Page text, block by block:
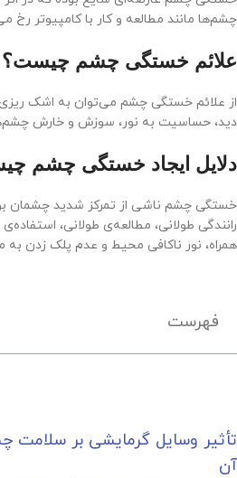
چشم‌ها مانند مطالعه و کار با کامپیوتر رخ
علائم خستگی چشم چیست؟
از علائم خستگی چشم می‌توان به اشک
دید، حساسیت به نور، سوزش و خارش
دلایل ایجاد خستگی چشم
خستگی چشم ناشی از تمرکز شدید چشمان
رانندگی طولانی، مطالعه‌ی طولانی،
همراه، نور ناکافی محیط و عدم پلک زدن به
فهرست
تأثیر وسایل گرمایشی بر سلامت
آن